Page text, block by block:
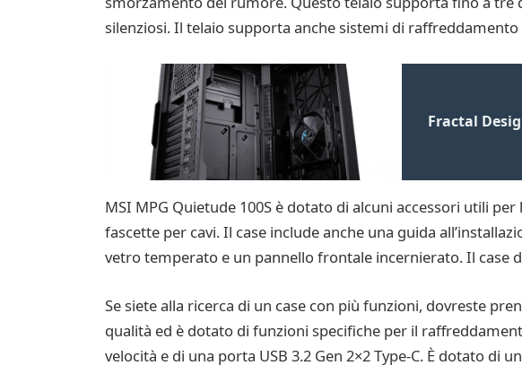
silenziosi. Il telaio supporta anche sistemi di
Fractal
MSI MPG Quietude 100S è dotato di alcuni accessori utili
fascette per cavi. Il case include anche una guida
vetro temperato e un pannello frontale incernierato. Il case
Se siete alla ricerca di un case con più funzioni, dovreste
qualità ed è dotato di funzioni specifiche per il
velocità e di una porta USB 3.2 Gen 2×2 Type-C. È dotato di